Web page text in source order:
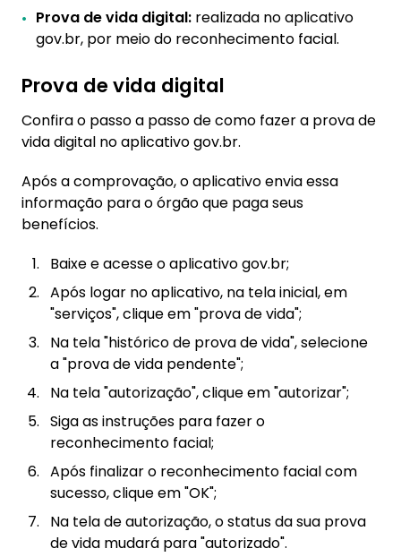
Prova de vida digital: realizada no aplicativo
gov.br, por meio do reconhecimento facial.
Prova de vida digital
Confira o passo a passo de como fazer a prova de
vida digital no aplicativo gov.br.
Após a comprovação, o aplicativo envia essa
informação para o órgão que paga seus
benefícios.
Baixe e acesse o aplicativo gov.br;
Após logar no aplicativo, na tela inicial, em
"serviços", clique em "prova de vida";
Na tela "histórico de prova de vida", selecione
a "prova de vida pendente";
Na tela "autorização", clique em "autorizar";
Siga as instruções para fazer o
reconhecimento facial;
Após finalizar o reconhecimento facial com
sucesso, clique em "OK";
Na tela de autorização, o status da sua prova
de vida mudará para "autorizado".